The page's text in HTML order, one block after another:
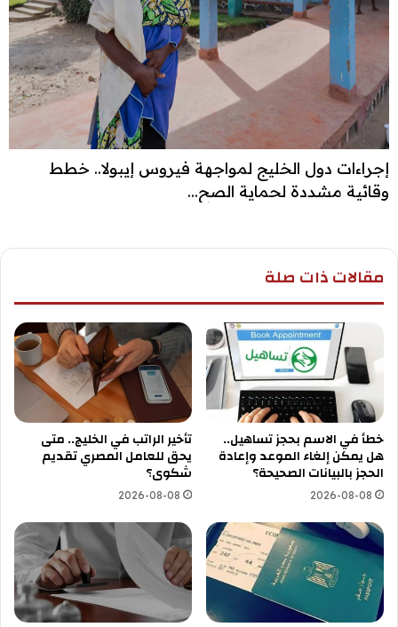
إجراءات دول الخليج لمواجهة فيروس إيبولا.. خطط
وقائية مشددة لحماية الصح...
مقالات ذات صلة
خطأ في الاسم بحجز تساهيل..
هل يمكن إلغاء الموعد وإعادة
الحجز بالبيانات الصحيحة؟
2026-08-08
تأخير الراتب في الخليج.. متى
يحق للعامل المصري تقديم
شكوى؟
2026-08-08